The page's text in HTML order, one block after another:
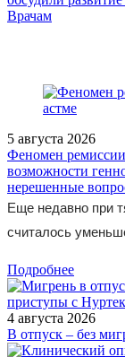
/doctor/neurology/
Врачам
5 августа 2026
Феномен
возможности
нерешенные
Еще недавно при
считалось
Подробнее
4 августа 2026
В отпуск – без